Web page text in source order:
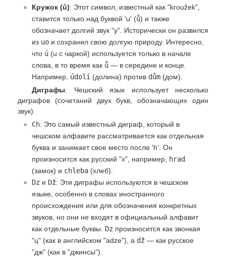
Кружок (ů): Этот символ, известный как "kroužek",
ставится только над буквой 'u' (ů) и также
обозначает долгий звук "у". Исторически он развился
из uo и сохранил свою долгую природу. Интересно,
что ú (u с чаркой) используется только в начале
слова, в то время как ů — в середине и конце.
Например, údolí (долина) против dům (дом).
Диграфы: Чешский язык использует несколько
диграфов (сочетаний двух букв, обозначающих один
звук).
Ch: Это самый известный диграф, который в
чешском алфавите рассматривается как отдельная
буква и занимает свое место после 'h'. Он
произносится как русский "х", например,
hrad
(замок) и chleba (хлеб).
Dz и Dž: Эти диграфы используются в чешском
языке, особенно в словах иностранного
происхождения или для обозначения конкретных
звуков, но они не входят в официальный алфавит
как отдельные буквы. Dz произносится как звонкая
"ц" (как в английском "adze"), а dž — как русское
"дж" (как в "джинсы").